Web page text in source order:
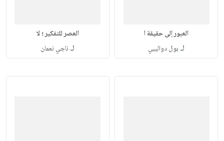
العبور إلى حقيقة ا
لـ بول دواليبي
العصر للتفكير ؛ لا
لـ ناجي نعمان